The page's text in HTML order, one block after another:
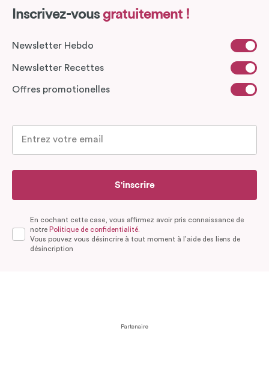
Inscrivez-vous gratuitement !
Newsletter Hebdo
Newsletter Recettes
Offres promotionelles
S'inscrire
En cochant cette case, vous affirmez avoir pris connaissance de
notre Politique de confidentialité.
Vous pouvez vous désincrire à tout moment à l’aide des liens de
désincription
Partenaire